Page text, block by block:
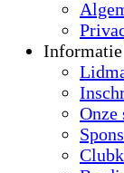
Informatie
Onze